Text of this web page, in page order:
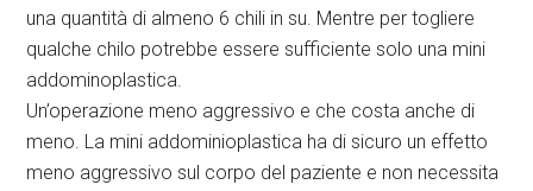
una quantità di almeno 6 chili in su. Mentre per togliere
qualche chilo potrebbe essere sufficiente solo una mini
addominoplastica.
Un’operazione meno aggressivo e che costa anche di
meno. La mini addominioplastica ha di sicuro un effetto
meno aggressivo sul corpo del paziente e non necessita